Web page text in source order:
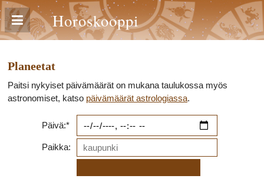
Horoskooppi
Planeetat
Paitsi nykyiset päivämäärät on mukana taulukossa myös
astronomiset, katso päivämäärät astrologiassa.
Päivä:*
Paikka: